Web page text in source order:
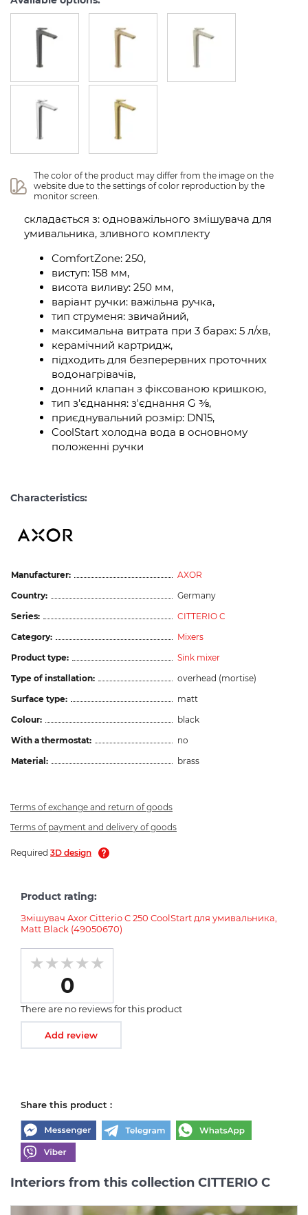
The color of the product may differ from the image on the
website due to the settings of color reproduction by the
monitor screen.
складається з: одноважільного змішувача для
умивальника, зливного комплекту
ComfortZone: 250,
виступ: 158 мм,
висота виливу: 250 мм,
варіант ручки: важільна ручка,
тип струменя: звичайний,
максимальна витрата при 3 барах: 5 л/хв,
керамічний картридж,
підходить для безперервних проточних
водонагрівачів,
донний клапан з фіксованою кришкою,
тип з'єднання: з'єднання G ⅜,
приєднувальний розмір: DN15,
CoolStart холодна вода в основному
положенні ручки
Characteristics:
Manufacturer:
AXOR
Country:
Germany
Series:
CITTERIO C
Category:
Mixers
Product type:
Sink mixer
Type of installation:
overhead (mortise)
Surface type:
matt
Colour:
black
With a thermostat:
no
Material:
brass
Terms of exchange and return of goods
Terms of payment and delivery of goods
Required 3D design
Product rating:
Змішувач Axor Citterio C 250 CoolStart для умивальника,
Matt Black (49050670)
0
There are no reviews for this product
Add review
Share this product :
Interiors from this collection CITTERIO C